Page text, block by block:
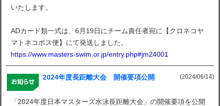
いたします。
ADカード類一式は、6月19日にチーム責任者宛に【クロネコヤ
マトネコポス便】にて発送しました。
https://www.masters-swim.or.jp/entry.php#jm24001
(2024/06/14)
2024年度長距離大会 開催要項公開
「2024年度日本マスターズ水泳長距離大会」の開催要項を公開